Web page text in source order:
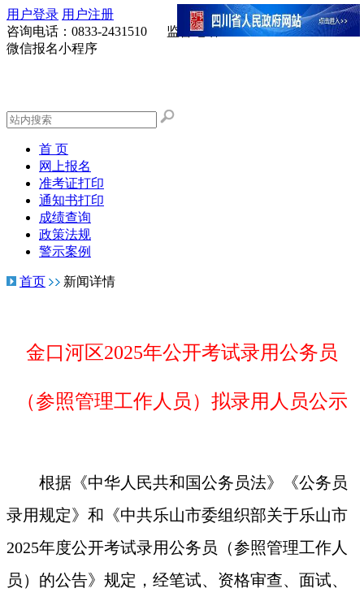
用户登录 用户注册
咨询电话：0833-2431510 监督电话：0833-2278122
微信报名小程序
首 页
网上报名
准考证打印
通知书打印
成绩查询
政策法规
警示案例
首页 新闻详情
金口河区2025年公开考试录用公务员
（参照管理工作人员）拟录用人员公示
根据《中华人民共和国公务员法》《公务员
录用规定》和《中共乐山市委组织部关于乐山市
2025年度公开考试录用公务员（参照管理工作人
员）的公告》规定，经笔试、资格审查、面试、